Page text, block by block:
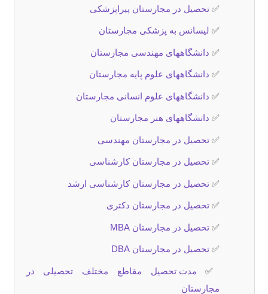
✅ تحصیل در مجارستان پیراپزشکی
✅ لیسانس به پزشکی مجارستان
✅ دانشگاههای مهندسی مجارستان
✅ دانشگاههای علوم پایه مجارستان
✅ دانشگاههای علوم انسانی مجارستان
✅ دانشگاههای هنر مجارستان
✅ تحصیل در مجارستان مهندسی
✅ تحصیل در مجارستان کارشناسی
✅ تحصیل در مجارستان کارشناسی ارشد
✅ تحصیل در مجارستان دکتری
✅ تحصیل در مجارستان MBA
✅ تحصیل در مجارستان DBA
✅ مدت تحصیل مقاطع مختلف تحصیلی در
مجارستان